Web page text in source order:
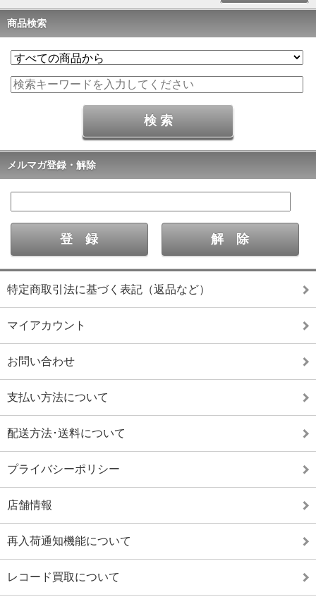
商品検索
メルマガ登録・解除
特定商取引法に基づく表記（返品など）
マイアカウント
お問い合わせ
支払い方法について
配送方法･送料について
プライバシーポリシー
店舗情報
再入荷通知機能について
レコード買取について